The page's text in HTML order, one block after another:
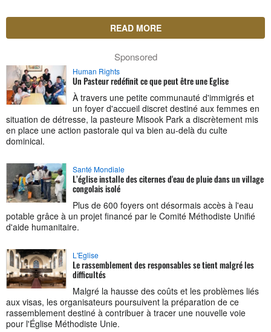
READ MORE
Sponsored
Human Rights
Un Pasteur redéfinit ce que peut être une Eglise
À travers une petite communauté d'immigrés et
un foyer d'accueil discret destiné aux femmes en
situation de détresse, la pasteure Misook Park a discrètement mis
en place une action pastorale qui va bien au-delà du culte
dominical.
Santé Mondiale
L’église installe des citernes d'eau de pluie dans un village
congolais isolé
Plus de 600 foyers ont désormais accès à l'eau
potable grâce à un projet financé par le Comité Méthodiste Unifié
d'aide humanitaire.
L'Eglise
Le rassemblement des responsables se tient malgré les
difficultés
Malgré la hausse des coûts et les problèmes liés
aux visas, les organisateurs poursuivent la préparation de ce
rassemblement destiné à contribuer à tracer une nouvelle voie
pour l'Église Méthodiste Unie.